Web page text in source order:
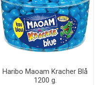
Haribo Maoam Kracher Blå
1200 g.